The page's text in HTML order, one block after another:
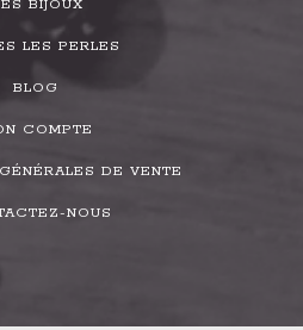
BIJOUX
LES PERLES
BLOG
COMPTE
DE VENTE
NOUS